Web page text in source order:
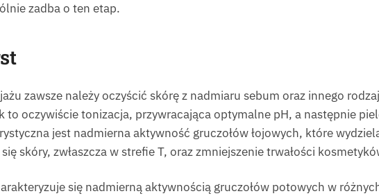
zadba o ten etap.
zawsze należy oczyścić skórę z nadmiaru sebum oraz innego
to oczywiście tonizacja, przywracająca optymalne pH, a następnie
jest nadmierna aktywność gruczołów łojowych, które
skóry, zwłaszcza w strefie T, oraz zmniejszenie trwałości
się nadmierną aktywnością gruczołów potowych w